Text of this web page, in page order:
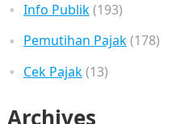
Info Publik(193)
Pemutihan Pajak(178)
Cek Pajak(13)
Archives